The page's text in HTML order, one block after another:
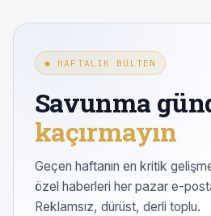
● HAFTALIK BÜLTEN
Savunma
kaçırmayın
Geçen haftanın en kritik
özel haberleri her pazar e-
Reklamsız, dürüst, derli toplu.